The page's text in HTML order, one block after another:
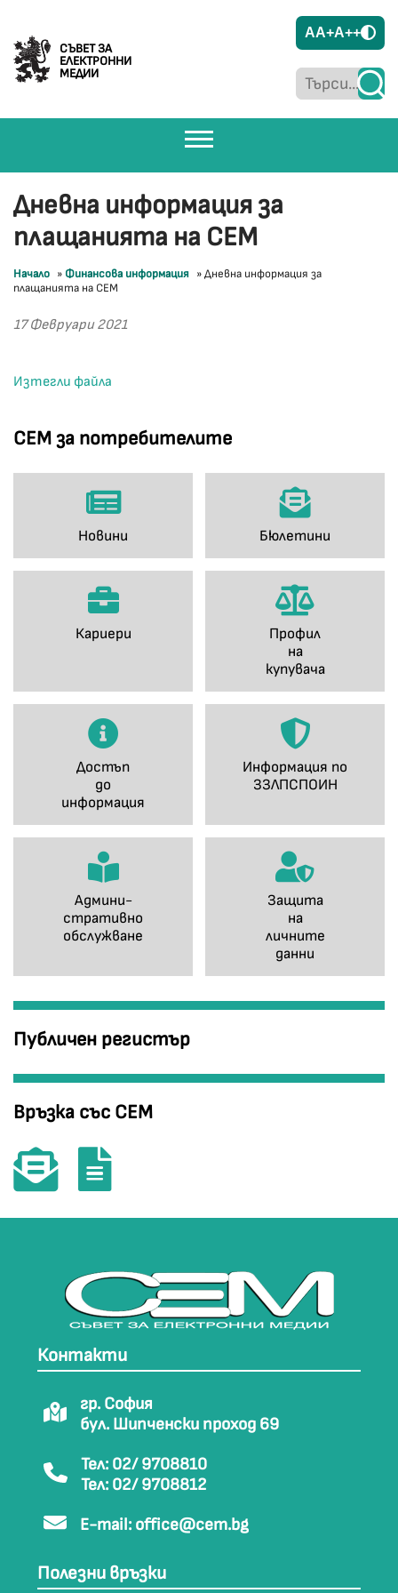
СЪВЕТ ЗА
ЕЛЕКТРОННИ
МЕДИИ
AA+A++
СЕМ за потребителите
Новини Бюлетини
Кариери
Профил
на
купувача
Достъп
до
информация
Информация по
ЗЗЛПСПОИН
Админи-
стративно
обслужване
Защита
на
личните
данни
Публичен регистър
Връзка със СЕМ
Дневна информация за
плащанията на СЕМ
Начало » Финансова информация »Дневна информация за
плащанията на СЕМ
17 Февруари 2021
Изтегли файла
Контакти
гр. София
бул. Шипченски проход 69
Тел: 02/ 9708810
Тел: 02/ 9708812
E-mail: office@cem.bg
Полезни връзки